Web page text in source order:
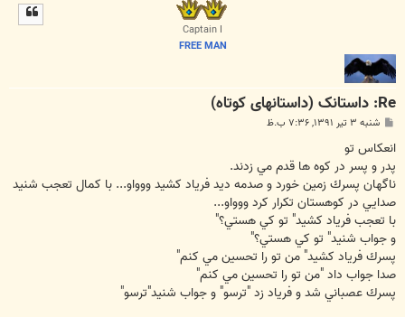
Captain I
FREE MAN
Re: داستانک (داستانهای کوتاه)
پ
ت
شنبه ۳ تیر ۱۳۹۱, ۷:۳۶ ب.ظ
انعکاس تو
پدر و پسر در كوه ها قدم مي زدند.
ناگهان پسرك زمين خورد و صدمه ديد فرياد كشيد ووواو... با كمال تعجب شنيد
صدايي در كوهستان تكرار كرد ووواو...
با تعجب فرياد كشيد" تو كي هستي؟"
و جواب شنيد" تو كي هستي؟"
پسرك فرياد كشيد" من تو را تحسين مي كنم"
صدا جواب داد "من تو را تحسين مي كنم"
پسرك عصباني شد و فرياد زد "ترسو" و جواب شنيد"ترسو"